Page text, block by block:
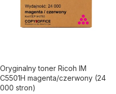
Oryginalny toner Ricoh IM
C5501H magenta/czerwony (24
000 stron)